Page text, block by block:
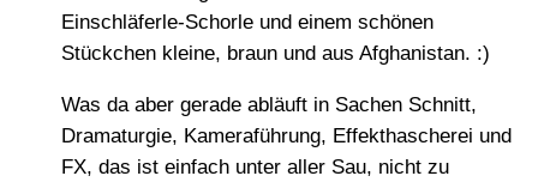
Einschläferle-Schorle und einem schönen
Stückchen kleine, braun und aus Afghanistan. :)
Was da aber gerade abläuft in Sachen Schnitt,
Dramaturgie, Kameraführung, Effekthascherei und
FX, das ist einfach unter aller Sau, nicht zu